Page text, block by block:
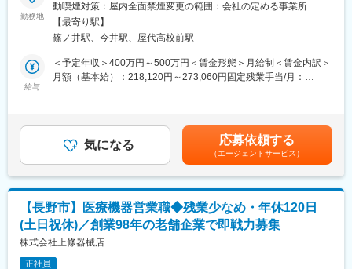
（1）解剖学や疾患への治療法について、2週間ほど座学の研修が
あります
（2）OJTにて、半年～1年ぐらい先輩に付いて実際の手術現場に
す。
◎時差出勤制度あり（7時～11時の間で出勤時間を調整可能）手
術立会いなど医療現場の状況に応じて、柔軟に勤務時間を設定で
きます。
◎急な呼び出しは当番制で対応。月に1回程度土日出勤の場合があ
りますが、5時間以上勤務した際は代休を取得できます。
■評価制度が明確！
評価はスキル評価と数字評価に基づきます。スキル評価では、ペ
ースメーカーの各メーカーに対応できる能力や機械操作のスキル
が求められます。数字評価は売上実績により行われ、点数に応じ
＼手術現場でサポートするやりがい／
医師やスタッフを支える責任ある仕事です。
難しい症例で機器の使い方をサポートし、手術が無事に終わった
後に「安心してできた、いてくれて助かった」と感謝されること
も。
■お任せする業務
アブレーション治療に使われる医療機器をご案内する営業業務を
・医療従事者へ、製品の特長・メリット・他社製品との違いをお
伝えし、治療に合った最適な機器を提案する
・手術・治療に立ち会い、機器の使い方やセッティングをサポー
ト
・定期訪問を通じて医師や看護師など多職種と関係性を深める
勤務地
動喫煙対策：屋内全面禁煙変更の範囲：会社の定める事業所
【最寄り駅】
篠ノ井駅、今井駅、屋代高校前駅
給与
＜予定年収＞400万円～500万円＜賃金形態＞月給制＜賃金内訳＞
月額（基本給）：218,120円～273,060円固定残業手当/月：
給：年1回（4月）■賞与：年2回 ※夏1.5ヶ月、冬1.5ヶ月、合計3
ヶ月（2025年実績）※賞与は業績変動制■営業成績により営業イン
センティブを支給賃金はあくまでも目安の金額であり、選考を通
じて上下する可能性があります。月給(月額)は固定手当を含めた表
記です。
気になる 応募依頼する
（エージェントサービス）
【長野市】医療機器営業職◆残業少なめ・年休120日
(土日祝休)／創業98年の老舗企業で即戦力募集
株式会社上條器械店
正社員